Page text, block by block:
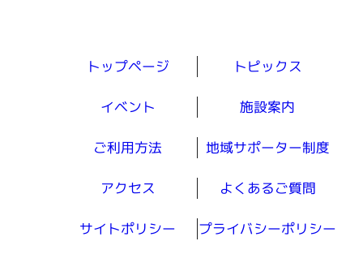
トップページ トピックス
イベント 施設案内
ご利用方法 地域サポーター制度
アクセス よくあるご質問
サイトポリシー プライバシーポリシー